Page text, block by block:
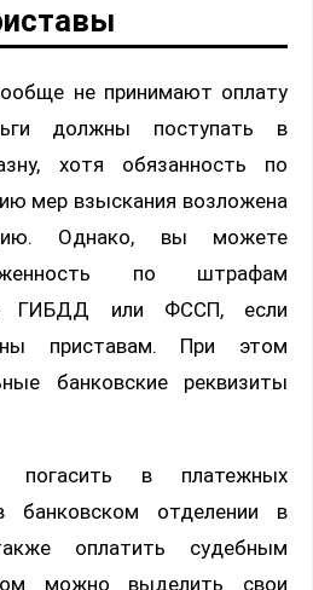
не принимают оплату
должны поступать в
хотя обязанность по
мер взыскания возложена
Однако, вы можете
по штрафам
в ГИБДД или ФССП, если
приставам. При этом
банковские реквизиты
погасить в платежных
банковском отделении в
оплатить судебным
можно выделить свои